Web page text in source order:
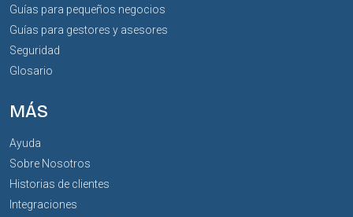
Guías para pequeños negocios
Guías para gestores y asesores
Seguridad
Glosario
MÁS
Ayuda
Sobre Nosotros
Historias de clientes
Integraciones